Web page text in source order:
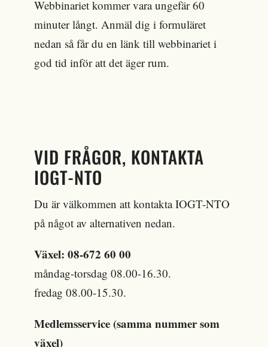
Webbinariet kommer vara ungefär 60
minuter långt. Anmäl dig i formuläret
nedan så får du en länk till webbinariet i
god tid inför att det äger rum.
VID FRÅGOR, KONTAKTA
IOGT-NTO
Du är välkommen att kontakta IOGT-NTO
på något av alternativen nedan.
Växel: 08-672 60 00
måndag-torsdag 08.00-16.30.
fredag 08.00-15.30.
Medlemsservice (samma nummer som
växel)